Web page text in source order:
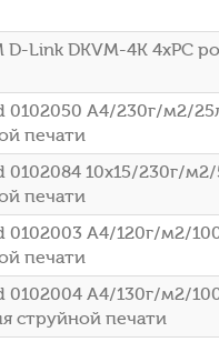
Link DKVM-4K 4xPC
0102050 A4/230г/м2/
печати
0102084 10x15/230г/
печати
0102003 A4/120г/м2/
печати
0102004 A4/130г/м2/
струйной печати